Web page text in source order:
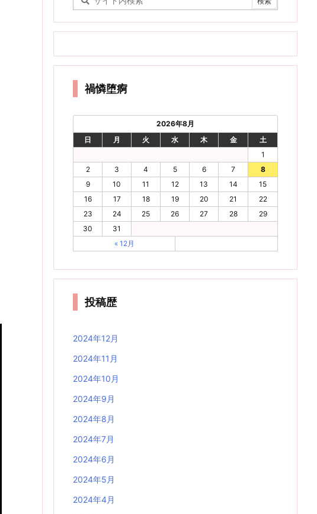
禍憐堕痾
2026年8月
日
月 火 水 木 金
土
1
2
3 4 5 6 7
8
9
10 11 12 13 14
15
16
17 18 19 20 21
22
23
24 25 26 27 28
29
30
31
« 12月
投稿歴
2024年12月
2024年11月
2024年10月
2024年9月
2024年8月
2024年7月
2024年6月
2024年5月
2024年4月